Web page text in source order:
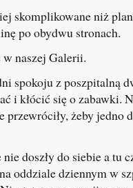
skomplikowane niż
po obydwu stronach.
naszej Galerii.
spokoju z poszpitalną
i kłócić się o zabawki.
żeby jedno
doszły do siebie a tu
oddziale dziennym w